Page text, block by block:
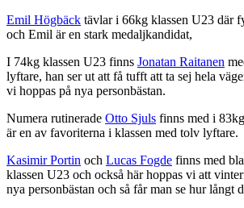
Emil Högbäck tävlar i 66kg klassen U23 där
och Emil är en stark medaljkandidat,
I 74kg klassen U23 finns Jonatan Raitanen
lyftare, han ser ut att få tufft att ta sej hela
vi hoppas på nya personbästan.
Numera rutinerade Otto Sjuls finns med i
är en av favoriterna i klassen med tolv lyftare.
Kasimir Portin och Lucas Fogde finns med
klassen U23 och också här hoppas vi att
nya personbästan och så får man se hur långt